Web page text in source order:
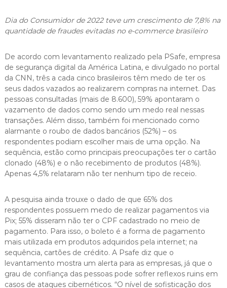
Dia do Consumidor de 2022 teve um crescimento de 7,8% na
quantidade de fraudes evitadas no e-commerce brasileiro
De acordo com levantamento realizado pela PSafe, empresa
de segurança digital da América Latina, e divulgado no portal
da CNN, três a cada cinco brasileiros têm medo de ter os
seus dados vazados ao realizarem compras na internet. Das
pessoas consultadas (mais de 8.600), 59% apontaram o
vazamento de dados como sendo um medo real nessas
transações. Além disso, também foi mencionado como
alarmante o roubo de dados bancários (52%) – os
respondentes podiam escolher mais de uma opção. Na
sequência, estão como principais preocupações ter o cartão
clonado (48%) e o não recebimento de produtos (48%).
Apenas 4,5% relataram não ter nenhum tipo de receio.
A pesquisa ainda trouxe o dado de que 65% dos
respondentes possuem medo de realizar pagamentos via
Pix; 55% disseram não ter o CPF cadastrado no meio de
pagamento. Para isso, o boleto é a forma de pagamento
mais utilizada em produtos adquiridos pela internet; na
sequência, cartões de crédito. A Psafe diz que o
levantamento mostra um alerta para as empresas, já que o
grau de confiança das pessoas pode sofrer reflexos ruins em
casos de ataques cibernéticos. “O nível de sofisticação dos